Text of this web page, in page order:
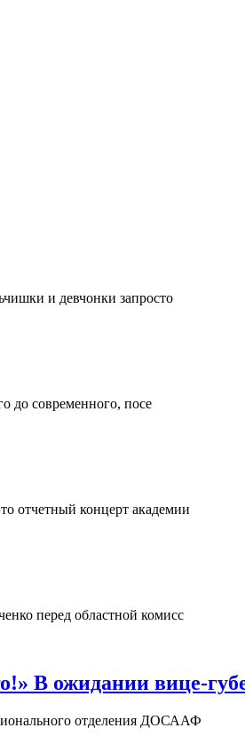
и девчонки запросто
до современного, посе
отчетный концерт академии
перед областной комисс
В ожидании вице-
отделения ДОСААФ